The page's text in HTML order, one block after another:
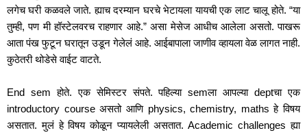
लगेच घरी कळवले जाते. ह्याच दरम्यान घरचे भेटायला यायची एक लाट चालू होते. “या
तुम्ही, पण मी हॉस्टेलवरच राहणार आहे.” असा मेसेज आधीच आलेला असतो. पाखरू
आता पंख फुटून घरातून उडून गेलेलं आहे. आईबापाला जाणीव व्हायला वेळ लागत नाही.
कुठेतरी थोडेसे वाईट वाटते.
End sem होते. एक सेमिस्टर संपते. पहिल्या semला आपल्या deptचा एक
introductory course असतो आणि physics, chemistry, maths हे विषय
असतात. मुलं हे विषय कोळून प्यायलेली असतात. Academic challenges ह्या